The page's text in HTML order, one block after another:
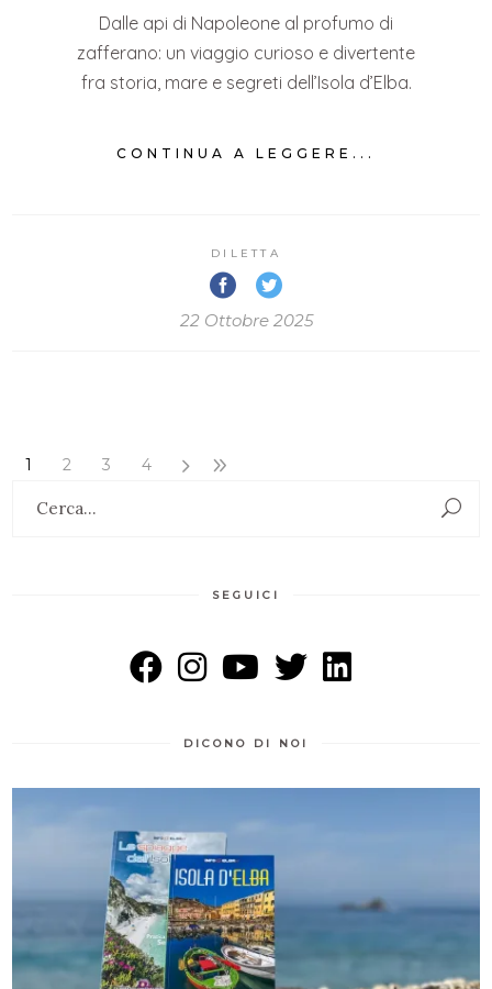
Dalle api di Napoleone al profumo di
zafferano: un viaggio curioso e divertente
fra storia, mare e segreti dell’Isola d’Elba.
CONTINUA A LEGGERE...
DILETTA
22 Ottobre 2025
1 2 3 4
SEGUICI
DICONO DI NOI